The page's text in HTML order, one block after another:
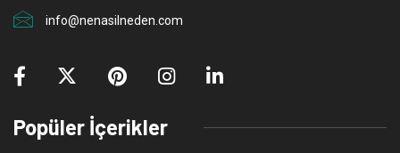
info@nenasilneden.com
Popüler İçerikler